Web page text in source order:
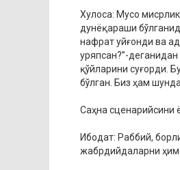
Хулоса: Мусо
дунёқараши
нафрат уйғонди ва
уряпсан?”-
қўйларини суғорди.
бўлган. Биз ҳам
Саҳна сценарийсини
Ибодат: Раббий,
жабрдийдаларни